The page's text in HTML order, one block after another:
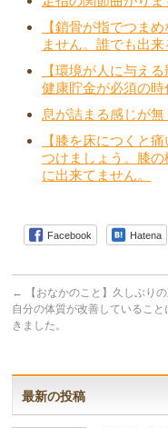
【鎖骨が指でつま
ません。誰でも出来
【環境が人に与え
健康貯金が必須の時
息が詰まる感じが無
【膝を床につくと
つけましょう。膝
に出来てません。
Facebook Hatena
←
【おなかのこと】久しぶり
自分の体質が改善していること
きました。
最新の投稿